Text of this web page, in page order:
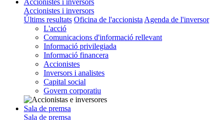
Accionistes i inversors
Accionistes i inversors
Últims resultats Oficina de l'accionista Agenda de l'inversor
L'acció
Comunicacions d'informació rellevant
Informació privilegiada
Informació financera
Accionistes
Inversors i analistes
Capital social
Govern corporatiu
Sala de premsa
Sala de premsa